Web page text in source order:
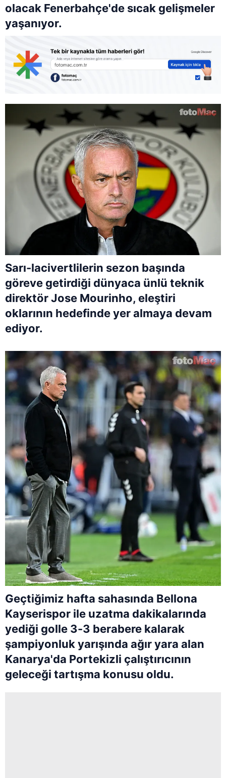
olacak Fenerbahçe'de sıcak gelişmeler
yaşanıyor.
Sarı-lacivertlilerin sezon başında
göreve getirdiği dünyaca ünlü teknik
direktör Jose Mourinho, eleştiri
oklarının hedefinde yer almaya devam
ediyor.
Geçtiğimiz hafta sahasında Bellona
Kayserispor ile uzatma dakikalarında
yediği golle 3-3 berabere kalarak
şampiyonluk yarışında ağır yara alan
Kanarya'da Portekizli çalıştırıcının
geleceği tartışma konusu oldu.